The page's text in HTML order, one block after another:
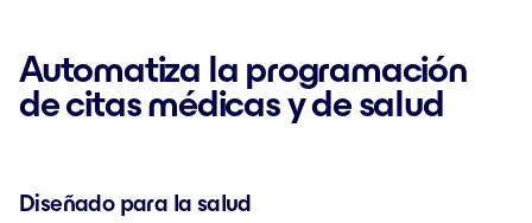
Automatiza la programación
de citas médicas y de salud
Diseñado para la salud